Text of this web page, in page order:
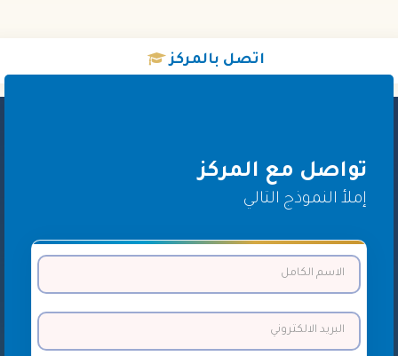
اتصل بالمركز
تواصل مع المركز
إملأ النموذج التالي